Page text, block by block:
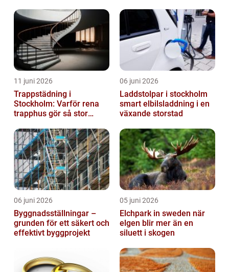
11 juni 2026
Trappstädning i
Stockholm: Varför rena
trapphus gör så stor
06 juni 2026
Laddstolpar i stockholm
smart elbilsladdning i en
växande storstad
06 juni 2026
Byggnadsställningar –
grunden för ett säkert och
effektivt byggprojekt
05 juni 2026
Elchpark in sweden när
elgen blir mer än en
siluett i skogen